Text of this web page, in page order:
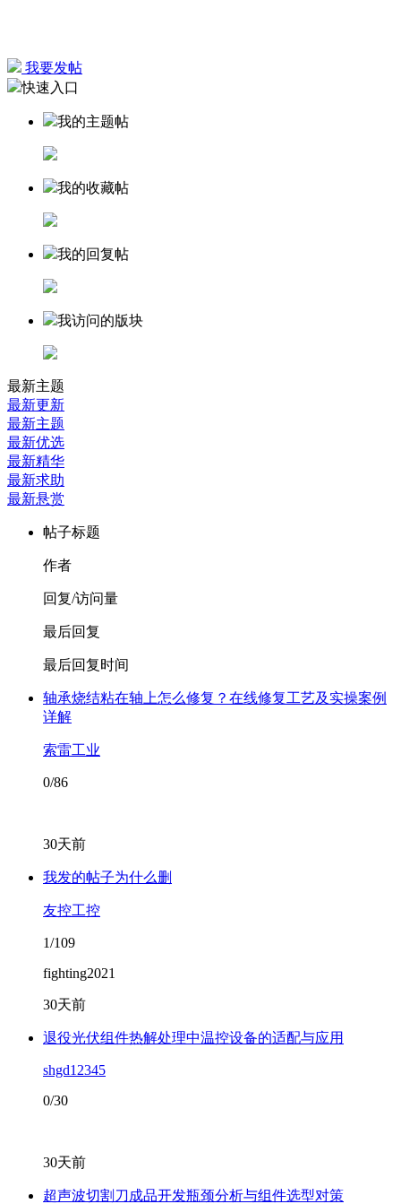
我要发帖
快速入口
我的主题帖
我的收藏帖
我的回复帖
我访问的版块
最新主题
最新更新
最新主题
最新优选
最新精华
最新求助
最新悬赏
帖子标题
作者
回复/访问量
最后回复
最后回复时间
轴承烧结粘在轴上怎么修复？在线修复工艺及实操案例
详解
索雷工业
0/86
30天前
我发的帖子为什么删
友控工控
1/109
fighting2021
30天前
退役光伏组件热解处理中温控设备的适配与应用
shgd12345
0/30
30天前
超声波切割刀成品开发瓶颈分析与组件选型对策